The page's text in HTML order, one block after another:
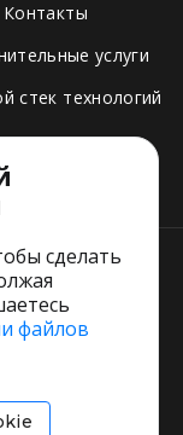
Контакты
услуги
стек технологий
сделать
файлов